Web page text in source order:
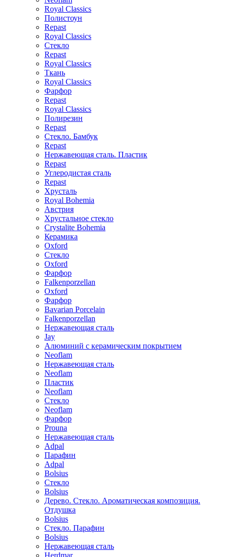
Royal Classics
Полистоун
Repast
Royal Classics
Стекло
Repast
Royal Classics
Ткань
Royal Classics
Фарфор
Repast
Royal Classics
Полирезин
Repast
Стекло. Бамбук
Repast
Нержавеющая сталь. Пластик
Repast
Углеродистая сталь
Repast
Хрусталь
Royal Bohemia
Австрия
Хрустальное стекло
Crystalite Bohemia
Керамика
Oxford
Стекло
Oxford
Фарфор
Falkenporzellan
Oxford
Фарфор
Bavarian Porcelain
Falkenporzellan
Нержавеющая сталь
Jay
Алюминий с керамическим покрытием
Neoflam
Нержавеющая сталь
Neoflam
Пластик
Neoflam
Стекло
Neoflam
Фарфор
Prouna
Нержавеющая сталь
Adpal
Парафин
Adpal
Bolsius
Стекло
Bolsius
Дерево. Стекло. Ароматическая композиция.
Отдушка
Bolsius
Стекло. Парафин
Bolsius
Нержавеющая сталь
Herdmar